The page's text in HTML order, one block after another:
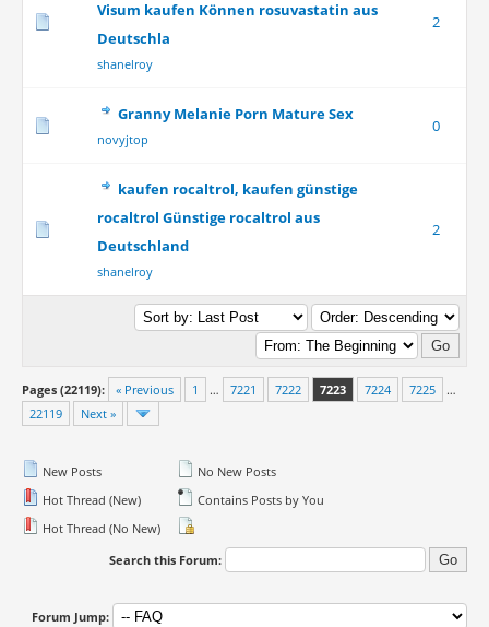
Visum kaufen Können rosuvastatin aus
Deutschla
shanelroy
2
Granny Melanie Porn Mature Sex
novyjtop
0
kaufen rocaltrol, kaufen günstige
rocaltrol Günstige rocaltrol aus
Deutschland
shanelroy
2
Pages (22119): « Previous 1 … 7221 7222 7223 7224 7225
…
22119
Next »
New Posts
Hot Thread (New)
Hot Thread (No New)
No New Posts
Contains Posts by You
Search this Forum:
Forum Jump: